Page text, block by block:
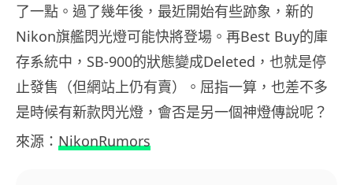
了一點。過了幾年後，最近開始有些跡象，新的
Nikon旗艦閃光燈可能快將登場。再Best Buy的庫
存系統中，SB-900的狀態變成Deleted，也就是停
止發售（但網站上仍有賣）。屈指一算，也差不多
是時候有新款閃光燈，會否是另一個神燈傳說呢？
來源： NikonRumors